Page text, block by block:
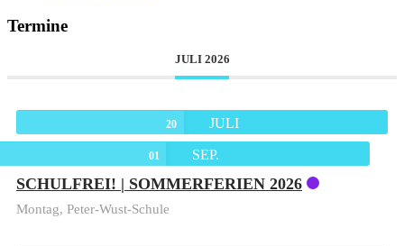
Termine
JULI 2026
20 JULI
01 SEP.
SCHULFREI! | SOMMERFERIEN 2026
Montag, Peter-Wust-Schule